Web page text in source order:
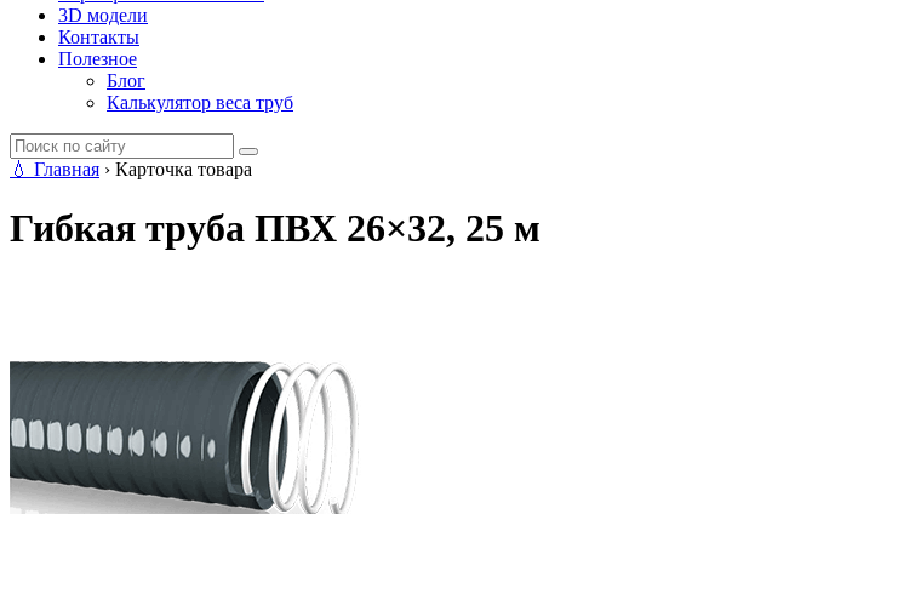
3D модели
Контакты
Полезное
Блог
Калькулятор веса труб
💧 Главная › Карточка товара
Гибкая труба ПВХ 26×32, 25 м